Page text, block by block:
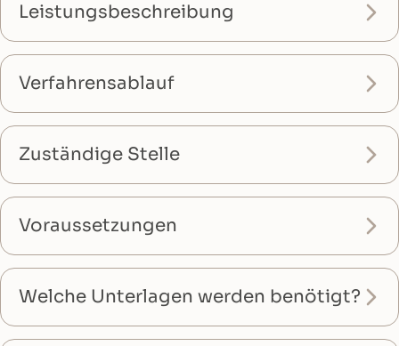
Leistungsbeschreibung
Verfahrensablauf
Zuständige Stelle
Voraussetzungen
Welche Unterlagen werden benötigt?